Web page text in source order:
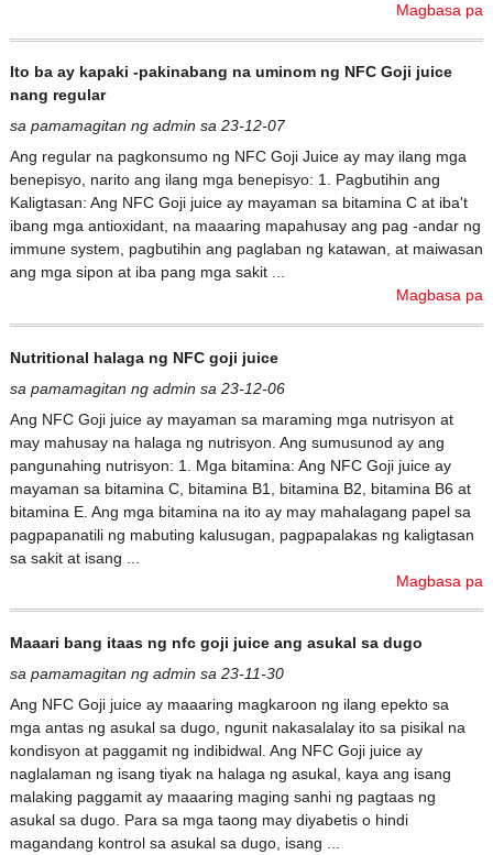
Magbasa pa
Ito ba ay kapaki -pakinabang na uminom ng NFC Goji juice
nang regular
sa pamamagitan ng admin sa 23-12-07
Ang regular na pagkonsumo ng NFC Goji Juice ay may ilang mga
benepisyo, narito ang ilang mga benepisyo: 1. Pagbutihin ang
Kaligtasan: Ang NFC Goji juice ay mayaman sa bitamina C at iba't
ibang mga antioxidant, na maaaring mapahusay ang pag -andar ng
immune system, pagbutihin ang paglaban ng katawan, at maiwasan
ang mga sipon at iba pang mga sakit ...
Magbasa pa
Nutritional halaga ng NFC goji juice
sa pamamagitan ng admin sa 23-12-06
Ang NFC Goji juice ay mayaman sa maraming mga nutrisyon at
may mahusay na halaga ng nutrisyon. Ang sumusunod ay ang
pangunahing nutrisyon: 1. Mga bitamina: Ang NFC Goji juice ay
mayaman sa bitamina C, bitamina B1, bitamina B2, bitamina B6 at
bitamina E. Ang mga bitamina na ito ay may mahalagang papel sa
pagpapanatili ng mabuting kalusugan, pagpapalakas ng kaligtasan
sa sakit at isang ...
Magbasa pa
Maaari bang itaas ng nfc goji juice ang asukal sa dugo
sa pamamagitan ng admin sa 23-11-30
Ang NFC Goji juice ay maaaring magkaroon ng ilang epekto sa
mga antas ng asukal sa dugo, ngunit nakasalalay ito sa pisikal na
kondisyon at paggamit ng indibidwal. Ang NFC Goji juice ay
naglalaman ng isang tiyak na halaga ng asukal, kaya ang isang
malaking paggamit ay maaaring maging sanhi ng pagtaas ng
asukal sa dugo. Para sa mga taong may diyabetis o hindi
magandang kontrol sa asukal sa dugo, isang ...